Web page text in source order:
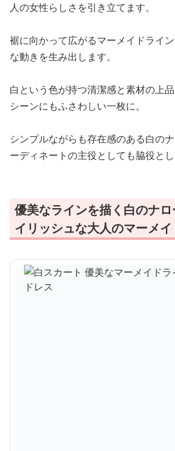
人の女性らしさを引き立てます。
裾に向かって広がるマーメイドライ
な動きを生み出します。
白という色が持つ清潔感と素材の上
シーンにもふさわしい一枚に。
シンプルながらも存在感のある白の
ーディネートの主役としても脇役とし
優美なラインを描く白のナ
イリッシュな大人のマーメ